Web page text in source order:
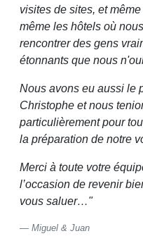
visites de sites, et
même les hôtels où
rencontrer des gens
étonnants que nous
Nous avons eu aussi le
Christophe et nous
particulièrement pour
la préparation de notre
Merci à toute votre
l’occasion de revenir
vous saluer…"
Miguel & Juan